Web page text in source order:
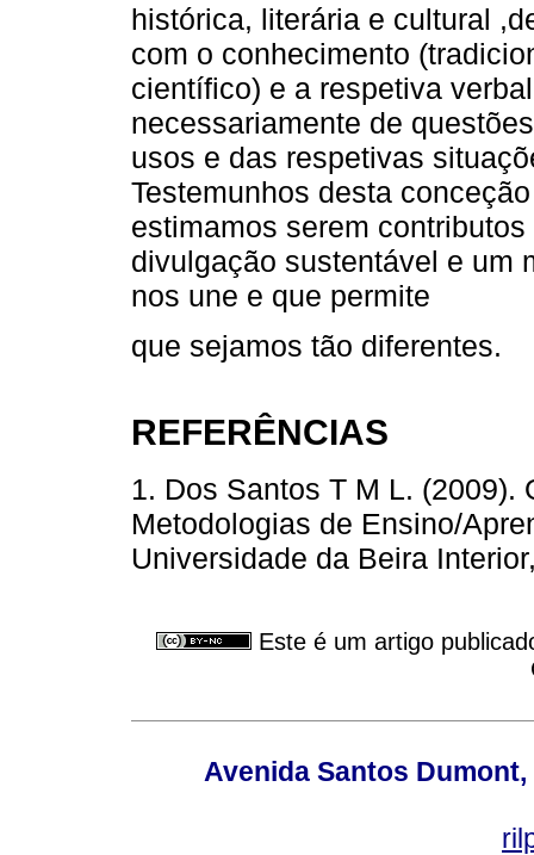
histórica, literária e cultural
com o conhecimento
científico) e a respetiva
necessariamente de
usos e das respetivas
Testemunhos desta
estimamos serem
divulgação sustentável e um
nos une e que permite
que sejamos tão diferentes.
REFERÊNCIAS
1. Dos Santos T M L. (2009).
Metodologias de Ensino/
Universidade da Beira
Este é um artigo
Avenida Santos Dumont,